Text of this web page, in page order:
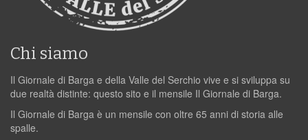
Chi siamo
Il Giornale di Barga e della Valle del Serchio vive e si sviluppa su
due realtà distinte: questo sito e il mensile Il Giornale di Barga.
Il Giornale di Barga è un mensile con oltre 65 anni di storia alle
spalle.